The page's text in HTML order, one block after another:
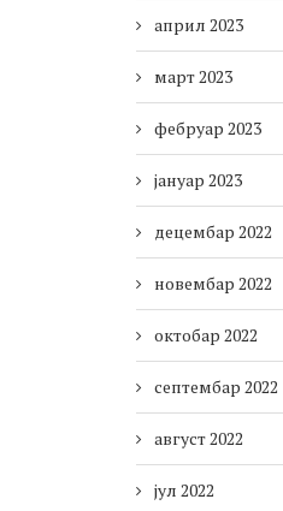
април 2023
март 2023
фебруар 2023
јануар 2023
децембар 2022
новембар 2022
октобар 2022
септембар 2022
август 2022
јул 2022